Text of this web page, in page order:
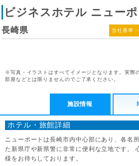
ビジネスホテル ニューポ
長崎県 当社基準
※写真・イラストはすべてイメージとなります。実際
部屋などとは限りませんのでご了承ください。
施設情報
ホテル・旅館詳細
ニューポートは長崎市内中心部にあり、各名
た新県庁や新県警に非常に便利な立地です。
様をお待ちしております。